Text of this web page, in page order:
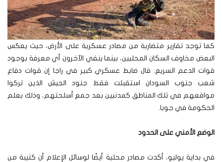
كما توجد تقارير متضاربة من مصادر عسكرية على الأرض، حيث يعكس
البعض مخاوف السكان المحليين، بينما ينفي الآخرون أي معرفة بوجود
قوات الدعم السريع. قال ضابط عسكري كبير في راجا إن قوات دفاع
شعب جنوب السودان استقبلت فقط جنود الجيش الذين تركوا
مواقعهم في تلك المناطق كمدنيين بعد جمع أسلحتهم، وذلك بعلم
الحكومة في جوبا.
الوضع الأمني على الحدود
في بداية يوليو، أكدت مصادر محلية أيضًا لوسائل الإعلام أن كتيبة من